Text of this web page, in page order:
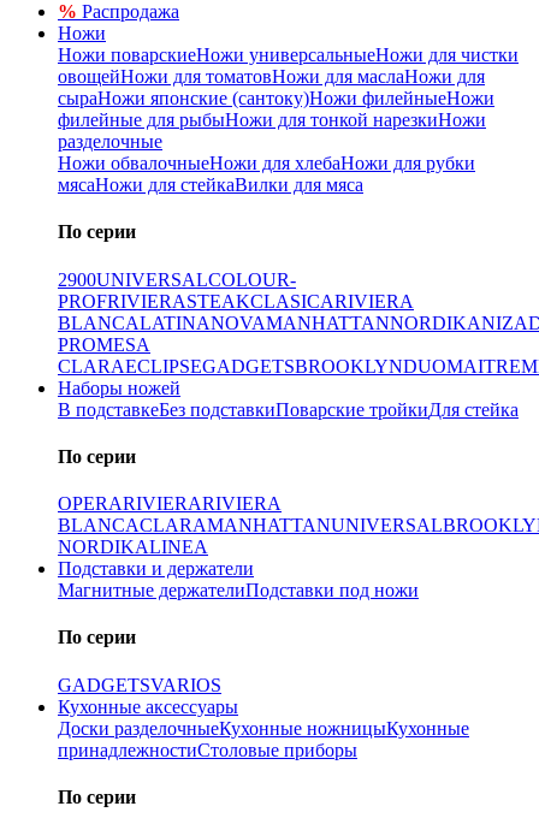
% Распродажа
Ножи
Ножи поварскиеНожи универсальныеНожи для чистки
овощейНожи для томатовНожи для маслаНожи для
сыраНожи японские (сантоку)Ножи филейныеНожи
филейные для рыбыНожи для тонкой нарезкиНожи
разделочные
Ножи обвалочныеНожи для хлебаНожи для рубки
мясаНожи для стейкаВилки для мяса
По серии
2900UNIVERSALCOLOUR-
PROFRIVIERASTEAKCLASICARIVIERA
BLANCALATINANOVAMANHATTANNORDIKANIZA
PROMESA
CLARAECLIPSEGADGETSBROOKLYNDUOMAITRE
Наборы ножей
В подставкеБез подставкиПоварские тройкиДля стейка
По серии
OPERARIVIERARIVIERA
BLANCACLARAMANHATTANUNIVERSAL
NORDIKALINEA
Подставки и держатели
Магнитные держателиПодставки под ножи
По серии
GADGETSVARIOS
Кухонные аксессуары
Доски разделочныеКухонные ножницыКухонные
принадлежностиСтоловые приборы
По серии